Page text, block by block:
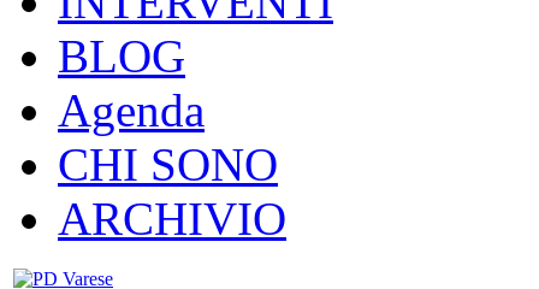
BLOG
Agenda
CHI SONO
ARCHIVIO